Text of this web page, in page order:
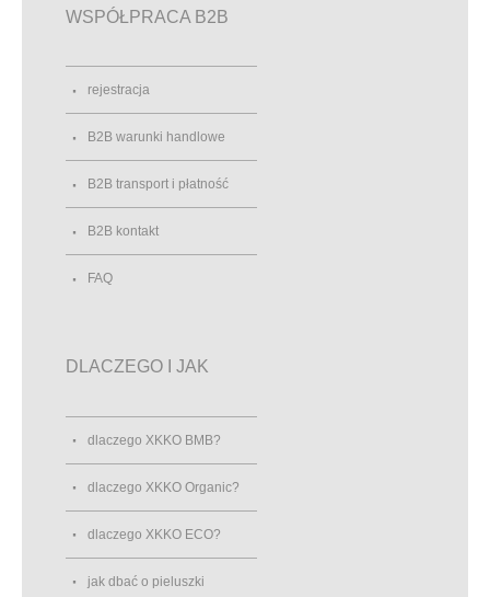
WSPÓŁPRACA B2B
rejestracja
B2B warunki handlowe
B2B transport i płatność
B2B kontakt
FAQ
DLACZEGO I JAK
dlaczego XKKO BMB?
dlaczego XKKO Organic?
dlaczego XKKO ECO?
jak dbać o pieluszki